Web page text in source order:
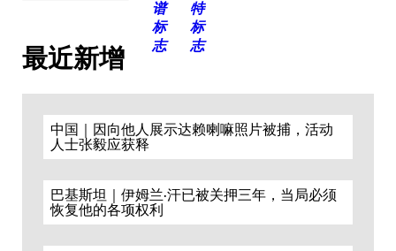
最近新增
中国｜因向他人展示达赖喇嘛照片被捕，活动
人士张毅应获释
巴基斯坦｜伊姆兰·汗已被关押三年，当局必须
恢复他的各项权利